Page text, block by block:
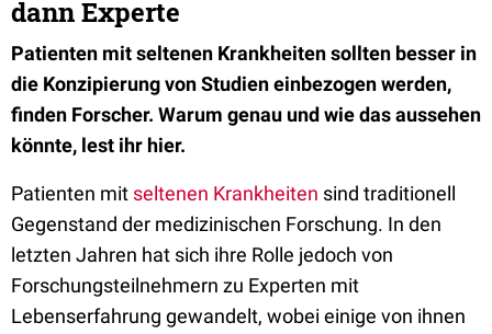
dann Experte
Patienten mit seltenen Krankheiten sollten besser in
die Konzipierung von Studien einbezogen werden,
finden Forscher. Warum genau und wie das aussehen
könnte, lest ihr hier.
Patienten mit seltenen Krankheiten sind traditionell
Gegenstand der medizinischen Forschung. In den
letzten Jahren hat sich ihre Rolle jedoch von
Forschungsteilnehmern zu Experten mit
Lebenserfahrung gewandelt, wobei einige von ihnen